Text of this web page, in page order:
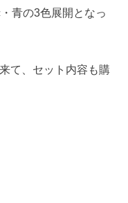
青の3色展開となっ
て、セット内容も購